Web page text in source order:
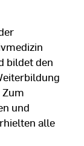
bildet den
Zum
und
alle